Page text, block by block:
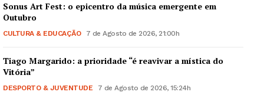
Sonus Art Fest: o epicentro da música emergente em
Outubro
CULTURA & EDUCAÇÃO 7 de Agosto de 2026, 21:00h
Tiago Margarido: a prioridade “é reavivar a mística do
Vitória”
DESPORTO & JUVENTUDE 7 de Agosto de 2026, 15:24h